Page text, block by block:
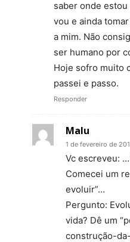
saber onde
vou e ainda
a mim. Não
ser humano por
Hoje sofro muito
passei e passo.
Responder
Malu
1 de fevereiro de
Vc escreveu:
Comecei um
evoluir”…
Pergunto:
vida? Dê um
construção-